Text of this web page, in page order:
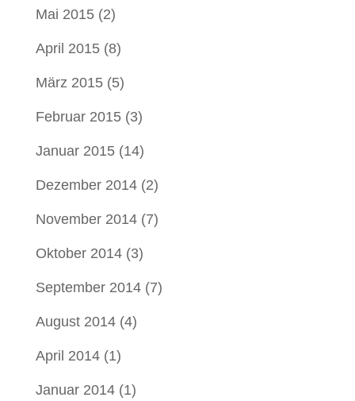
Mai 2015(2)
April 2015(8)
März 2015(5)
Februar 2015(3)
Januar 2015(14)
Dezember 2014(2)
November 2014(7)
Oktober 2014(3)
September 2014(7)
August 2014(4)
April 2014(1)
Januar 2014(1)